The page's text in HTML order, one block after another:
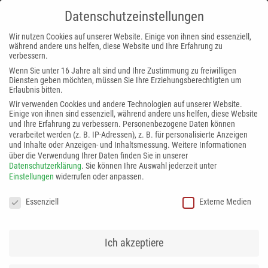
MENÜ
DATENSCHUTZ DISCLAIMER IMPRESSUM
IMPRESSUM
Datenschutzeinstellungen
Wir nutzen Cookies auf unserer Website. Einige von ihnen sind essenziell,
während andere uns helfen, diese Website und Ihre Erfahrung zu
verbessern.
Wenn Sie unter 16 Jahre alt sind und Ihre Zustimmung zu freiwilligen
Diensten geben möchten, müssen Sie Ihre Erziehungsberechtigten um
Erlaubnis bitten.
Wir verwenden Cookies und andere Technologien auf unserer Website.
Einige von ihnen sind essenziell, während andere uns helfen, diese Website
und Ihre Erfahrung zu verbessern. Personenbezogene Daten können
verarbeitet werden (z. B. IP-Adressen), z. B. für personalisierte Anzeigen
und Inhalte oder Anzeigen- und Inhaltsmessung. Weitere Informationen
über die Verwendung Ihrer Daten finden Sie in unserer
Datenschutzerklärung. Sie können Ihre Auswahl jederzeit unter
Einstellungen widerrufen oder anpassen.
Essenziell
Externe Medien
Ich akzeptiere